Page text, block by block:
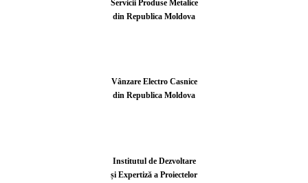
Servicii Produse Metalice
din Republica Moldova
Vânzare Electro Casnice
din Republica Moldova
Institutul de Dezvoltare
și Expertiză a Proiectelor